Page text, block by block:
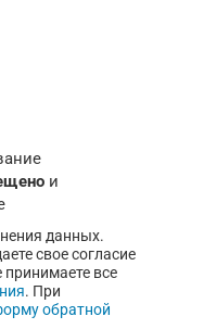
и
данных.
свое согласие
все
. При
обратной